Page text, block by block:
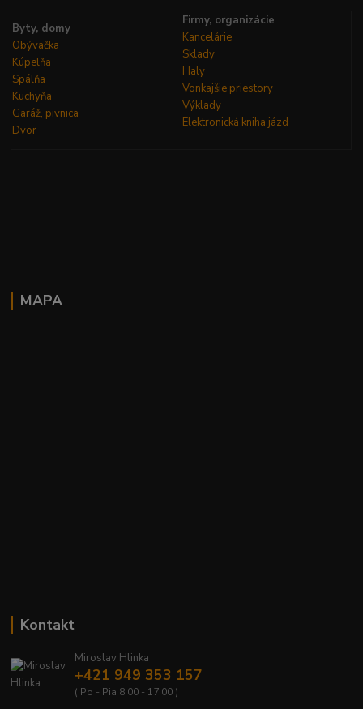
Byty, domy
Obývačka
Kúpelňa
Spálňa
Kuchyňa
Garáž, pivnica
Dvor
Firmy, organizácie
Kancelárie
Sklady
Haly
Vonkajšie priestory
Výklady
Elektronická kniha jázd
MAPA
Kontakt
Miroslav Hlinka
+421 949 353 157
( Po - Pia 8:00 - 17:00 )